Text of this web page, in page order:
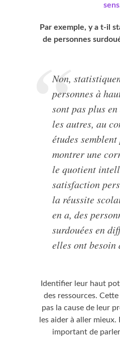
Par exemple, y a t-il
de personnes
Non,
personnes à
sont pas plus
les autres, au
études
montrer une
le quotient
satisfaction
la réussite
en a, des
surdouées en
elles ont besoin
Identifier leur haut
des ressources.
pas la cause de leur
les aider à aller mieux.
important de